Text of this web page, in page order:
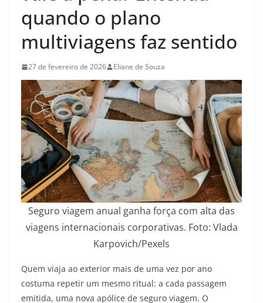
quando o plano
multiviagens faz sentido
27 de fevereiro de 2026 Eliane de Souza
Seguro viagem anual ganha força com alta das
viagens internacionais corporativas. Foto: Vlada
Karpovich/Pexels
Quem viaja ao exterior mais de uma vez por ano
costuma repetir um mesmo ritual: a cada passagem
emitida, uma nova apólice de seguro viagem. O